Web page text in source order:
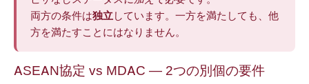
両方の条件は独立しています。一方を満たしても、他
方を満たすことにはなりません。
ASEAN協定 vs MDAC — 2つの別個の要件